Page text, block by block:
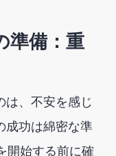
準備：重
は、不安を感じ
成功は綿密な準
開始する前に確